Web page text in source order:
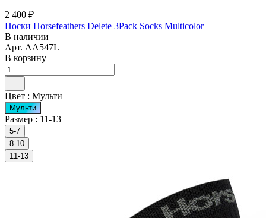
2 400 ₽
Носки Horsefeathers Delete 3Pack Socks Multicolor
В наличии
Арт. AA547L
В корзину
Цвет : Мульти
Мульти
Размер : 11-13
5-7
8-10
11-13